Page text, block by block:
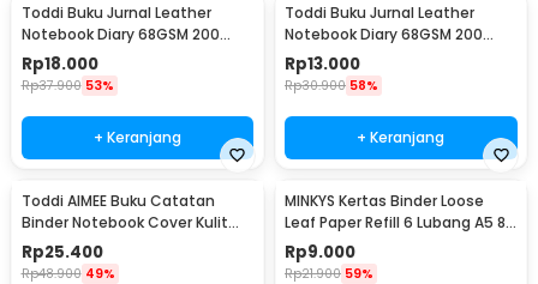
Toddi Buku Jurnal Leather
Notebook Diary 68GSM 200
Halaman Lined A5 - CW-50
Rp18.000
Rp37.900 53%
+ Keranjang
Toddi Buku Jurnal Leather
Notebook Diary 68GSM 200
Halaman Lined A6 - CW-50
Rp13.000
Rp30.900 58%
+ Keranjang
Toddi AIMEE Buku Catatan
Binder Notebook Cover Kulit
Vintage Maple A5 - ZB-16
Rp25.400
Rp48.900 49%
MINKYS Kertas Binder Loose
Leaf Paper Refill 6 Lubang A5 80
Pages Horizontal Line - MY5
Rp9.000
Rp21.900 59%